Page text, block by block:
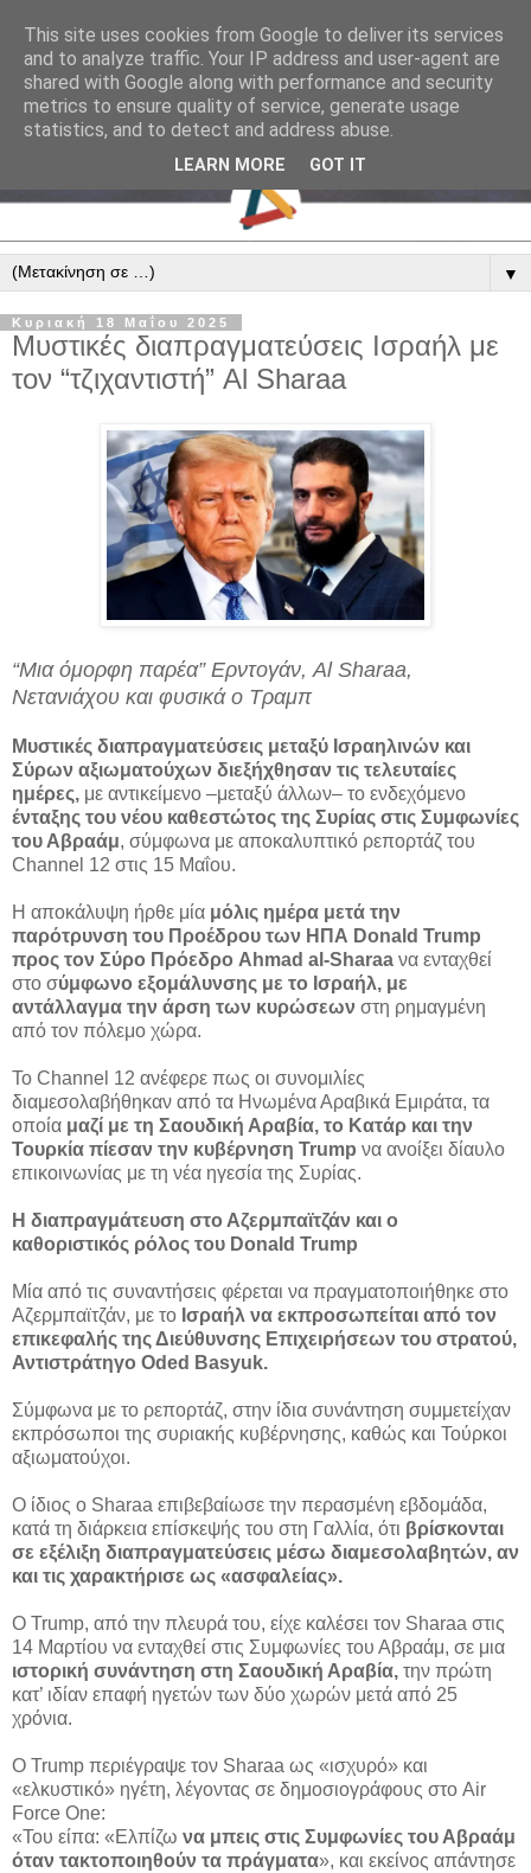
▼
Κυριακή 18 Μαΐου 2025
Μυστικές διαπραγματεύσεις Ισραήλ με
τον “τζιχαντιστή” Al Sharaa
“Μια όμορφη παρέα” Ερντογάν, Al Sharaa,
Νετανιάχου και φυσικά ο Τραμπ
Μυστικές διαπραγματεύσεις μεταξύ Ισραηλινών και
Σύρων αξιωματούχων διεξήχθησαν τις τελευταίες
ημέρες, με αντικείμενο –μεταξύ άλλων– το ενδεχόμενο
ένταξης του νέου καθεστώτος της Συρίας στις Συμφωνίες
του Αβραάμ, σύμφωνα με αποκαλυπτικό ρεπορτάζ του
Channel 12 στις 15 Μαΐου.
Η αποκάλυψη ήρθε μία μόλις ημέρα μετά την
παρότρυνση του Προέδρου των ΗΠΑ Donald Trump
προς τον Σύρο Πρόεδρο Ahmad al-Sharaa να ενταχθεί
στο σύμφωνο εξομάλυνσης με το Ισραήλ, με
αντάλλαγμα την άρση των κυρώσεων στη ρημαγμένη
από τον πόλεμο χώρα.
Το Channel 12 ανέφερε πως οι συνομιλίες
διαμεσολαβήθηκαν από τα Ηνωμένα Αραβικά Εμιράτα, τα
οποία μαζί με τη Σαουδική Αραβία, το Κατάρ και την
Τουρκία πίεσαν την κυβέρνηση Trump να ανοίξει δίαυλο
επικοινωνίας με τη νέα ηγεσία της Συρίας.
Η διαπραγμάτευση στο Αζερμπαϊτζάν και ο
καθοριστικός ρόλος του Donald Trump
Μία από τις συναντήσεις φέρεται να πραγματοποιήθηκε στο
Αζερμπαϊτζάν, με το Ισραήλ να εκπροσωπείται από τον
επικεφαλής της Διεύθυνσης Επιχειρήσεων του στρατού,
Αντιστράτηγο Oded Basyuk.
Σύμφωνα με το ρεπορτάζ, στην ίδια συνάντηση συμμετείχαν
εκπρόσωποι της συριακής κυβέρνησης, καθώς και Τούρκοι
αξιωματούχοι.
Ο ίδιος ο Sharaa επιβεβαίωσε την περασμένη εβδομάδα,
κατά τη διάρκεια επίσκεψής του στη Γαλλία, ότι βρίσκονται
σε εξέλιξη διαπραγματεύσεις μέσω διαμεσολαβητών, αν
και τις χαρακτήρισε ως «ασφαλείας».
Ο Trump, από την πλευρά του, είχε καλέσει τον Sharaa στις
14 Μαρτίου να ενταχθεί στις Συμφωνίες του Αβραάμ, σε μια
ιστορική συνάντηση στη Σαουδική Αραβία, την πρώτη
κατ’ ιδίαν επαφή ηγετών των δύο χωρών μετά από 25
χρόνια.
Ο Trump περιέγραψε τον Sharaa ως «ισχυρό» και
«ελκυστικό» ηγέτη, λέγοντας σε δημοσιογράφους στο Air
Force One:
«Του είπα: «Ελπίζω να μπεις στις Συμφωνίες του Αβραάμ
όταν τακτοποιηθούν τα πράγματα», και εκείνος απάντησε
This site uses cookies from Google to deliver its services
and to analyze traffic. Your IP address and user-agent are
shared with Google along with performance and security
metrics to ensure quality of service, generate usage
statistics, and to detect and address abuse.
LEARN MORE GOT IT